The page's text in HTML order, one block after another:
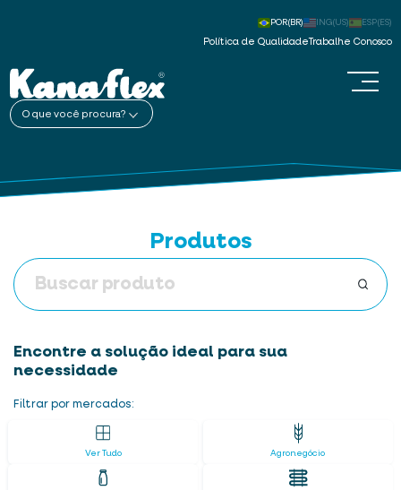
Política de Qualidade Trabalhe Conosco
POR(BR) ING(US) ESP(ES)
O que você procura?
Produtos
Encontre a solução ideal para sua
necessidade
Filtrar por mercados:
Ver Tudo Agronegócio